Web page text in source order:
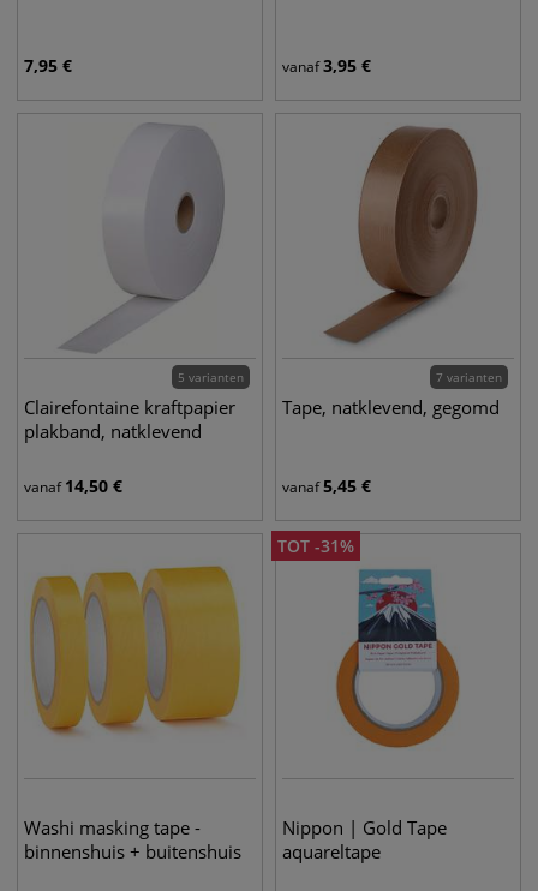
7,95 € vanaf3,95 €
5 varianten
Clairefontaine kraftpapier
plakband, natklevend
vanaf 14,50 €
7 varianten
Tape, natklevend, gegomd
vanaf5,45 €
Washi masking tape -
binnenshuis + buitenshuis
TOT -31%
Nippon | Gold Tape
aquareltape